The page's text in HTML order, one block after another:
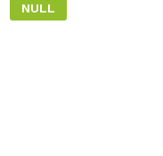
NULL